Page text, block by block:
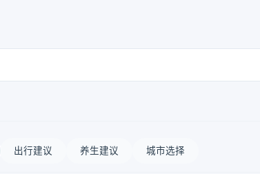
出行建议 养生建议 城市选择